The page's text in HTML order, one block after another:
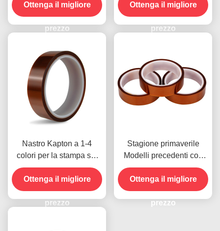
di 1000V
Ottenga il migliore
prezzo
Metodo di pagamento con
carta di credito per
modelli precedenti
Ottenga il migliore
prezzo
Nastro Kapton a 1-4
colori per la stampa sul
lato anteriore
Ottenga il migliore
prezzo
Stagione primaverile
Modelli precedenti con
resistenza all'umidità e
resistenza alla buccia
2.5N/25mm
Ottenga il migliore
prezzo